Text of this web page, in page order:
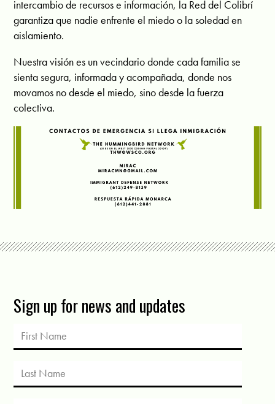
intercambio de recursos e información, la Red del Colibrí
garantiza que nadie enfrente el miedo o la soledad en
aislamiento.
Nuestra visión es un vecindario donde cada familia se
sienta segura, informada y acompañada, donde nos
movamos no desde el miedo, sino desde la fuerza
colectiva.
Sign up for news and updates